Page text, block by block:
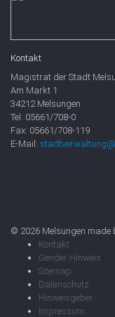
Kontakt
Magistrat der Stadt
Am Markt 1
34212 Melsungen
Tel: 05661/708-0
Fax: 05661/708-119
E-Mail:
© 2026 Melsungen made
Kontakt
Gender Hinweis
Sitemap
Datenschutz
Hinweisgeber
Impressum